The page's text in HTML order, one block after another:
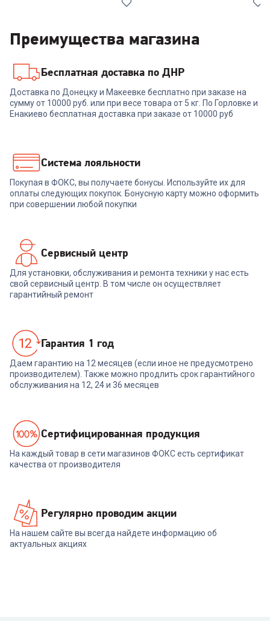
Холодильник LG GA-
B419SEUL
52 269₽
В корзину
00-00014949
Холодильник HAIER
CBB538CSG
В корзину
Преимущества магазина
Бесплатная доставка по ДНР
Доставка по Донецку и Макеевке бесплатно при заказе на
сумму от 10000 руб. или при весе товара от 5 кг. По Горловке и
Енакиево бесплатная доставка при заказе от 10000 руб
Система лояльности
Покупая в ФОКС, вы получаете бонусы. Используйте их для
оплаты следующих покупок. Бонусную карту можно оформить
при совершении любой покупки
Сервисный центр
Для установки, обслуживания и ремонта техники у нас есть
свой сервисный центр. В том числе он осуществляет
гарантийный ремонт
Гарантия 1 год
Даем гарантию на 12 месяцев (если иное не предусмотрено
производителем). Также можно продлить срок гарантийного
обслуживания на 12, 24 и 36 месяцев
Cертифицированная продукция
На каждый товар в сети магазинов ФОКС есть сертификат
качества от производителя
Регулярно проводим акции
На нашем сайте вы всегда найдете информацию об
актуальных акциях